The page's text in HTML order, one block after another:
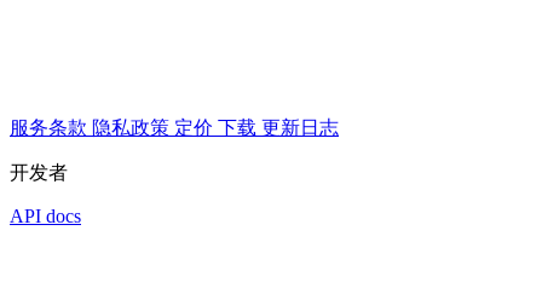
服务条款 隐私政策 定价 下载 更新日志
开发者
API docs